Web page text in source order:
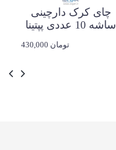
چای کرک دارچینی
ساشه 10 عددی پپتینا
430,000 تومان